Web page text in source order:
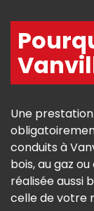
Une
conduits à
bois, au gaz
réalisée aussi
celle de votre